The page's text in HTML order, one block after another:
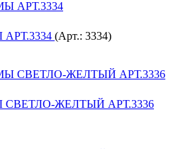
(Арт.: 3334)
ЖЕЛТЫЙ АРТ.3336